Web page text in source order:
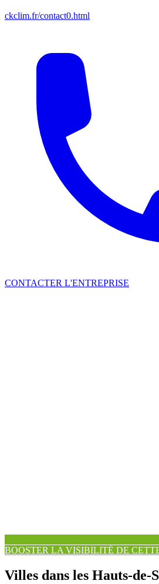
ckclim.fr/contact0.html
CONTACTER L'ENTREPRISE
BOOSTER LA VISIBILITÉ DE
Villes dans les Hauts-de-